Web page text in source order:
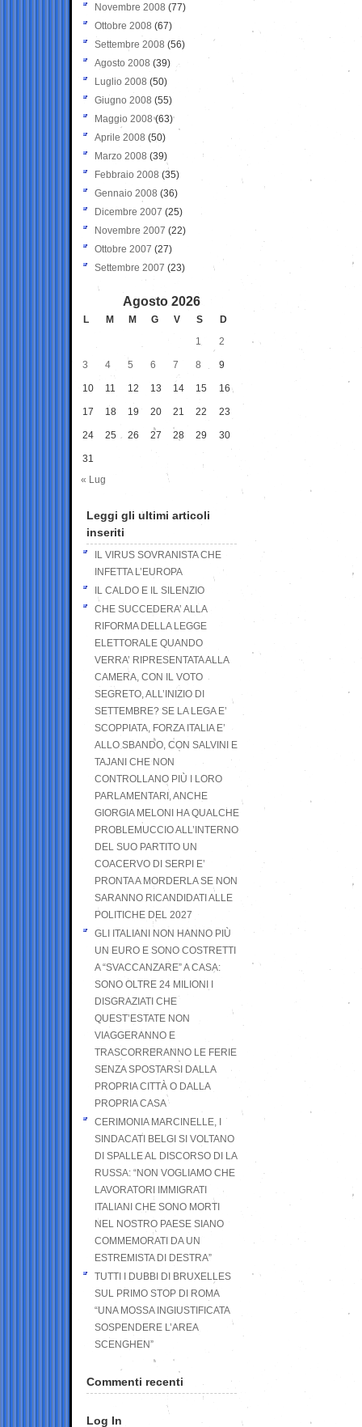
Novembre 2008 (77)
Ottobre 2008 (67)
Settembre 2008 (56)
Agosto 2008 (39)
Luglio 2008 (50)
Giugno 2008 (55)
Maggio 2008(63)
Aprile 2008 (50)
Marzo 2008 (39)
Febbraio 2008 (35)
Gennaio 2008 (36)
Dicembre 2007 (25)
Novembre 2007 (22)
Ottobre 2007 (27)
Settembre 2007 (23)
Agosto 2026
L M M G V S
D
1
2
3 4 5 6 7 8 9
10 11 12 13 14 15 16
17 18 19 20 21 22 23
24 25 26 27 28 29 30
31
« Lug
Leggi gli ultimi articoli
inseriti
IL VIRUS SOVRANISTA CHE
INFETTA L’EUROPA
IL CALDO E IL SILENZIO
CHE SUCCEDERA’ ALLA
RIFORMA DELLA LEGGE
ELETTORALE QUANDO
VERRA’ RIPRESENTATA ALLA
CAMERA, CON IL VOTO
SEGRETO, ALL’INIZIO DI
SETTEMBRE? SE LA LEGA E’
SCOPPIATA, FORZA ITALIA E’
ALLO SBANDO, CON SALVINI E
TAJANI CHE NON
CONTROLLANO PIÙ I LORO
PARLAMENTARI, ANCHE
GIORGIA MELONI HA QUALCHE
PROBLEMUCCIO ALL’INTERNO
DEL SUO PARTITO UN
COACERVO DI SERPI E’
PRONTA A MORDERLA SE NON
SARANNO RICANDIDATI ALLE
POLITICHE DEL 2027
GLI ITALIANI NON HANNO PIÙ
UN EURO E SONO COSTRETTI
A “SVACCANZARE” A CASA:
SONO OLTRE 24 MILIONI I
DISGRAZIATI CHE
QUEST’ESTATE NON
VIAGGERANNO E
TRASCORRERANNO LE FERIE
SENZA SPOSTARSI DALLA
PROPRIA CITTÀ O DALLA
PROPRIA CASA
CERIMONIA MARCINELLE, I
SINDACATI BELGI SI VOLTANO
DI SPALLE AL DISCORSO DI LA
RUSSA: “NON VOGLIAMO CHE
LAVORATORI IMMIGRATI
ITALIANI CHE SONO MORTI
NEL NOSTRO PAESE SIANO
COMMEMORATI DA UN
ESTREMISTA DI DESTRA”
TUTTI I DUBBI DI BRUXELLES
SUL PRIMO STOP DI ROMA
“UNA MOSSA INGIUSTIFICATA
SOSPENDERE L’AREA
SCENGHEN”
Commenti recenti
Log In